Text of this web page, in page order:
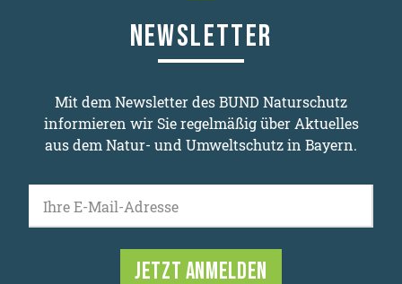
NEWSLETTER
Mit dem Newsletter des BUND Naturschutz
informieren wir Sie regelmäßig über Aktuelles
aus dem Natur- und Umweltschutz in Bayern.
Ihre E-Mail-Adresse